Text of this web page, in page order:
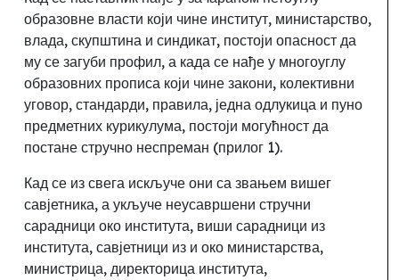
образовне власти који чине институт, министарство,
влада, скупштина и синдикат, постоји опасност да
му се загуби профил, а када се нађе у многоуглу
образовних прописа који чине закони, колективни
уговор, стандарди, правила, једна одлукица и пуно
предметних курикулума, постоји могућност да
постане стручно неспреман (прилог 1).
Кад се из свега искључе они са звањем вишег
савјетника, а укључе неусавршени стручни
сарадници око института, виши сарадници из
института, савјетници из и око министарства,
министрица, директорица института,